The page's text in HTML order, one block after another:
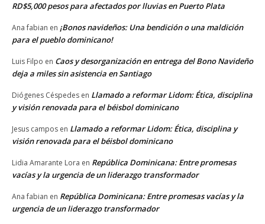
RD$5,000 pesos para afectados por lluvias en Puerto Plata
Ana fabian en ¡Bonos navideños: Una bendición o una maldición
para el pueblo dominicano!
Luis Filpo en Caos y desorganización en entrega del Bono Navideño
deja a miles sin asistencia en Santiago
Diógenes Céspedes en Llamado a reformar Lidom: Ética, disciplina
y visión renovada para el béisbol dominicano
Jesus campos en Llamado a reformar Lidom: Ética, disciplina y
visión renovada para el béisbol dominicano
Lidia Amarante Lora en República Dominicana: Entre promesas
vacías y la urgencia de un liderazgo transformador
Ana fabian en República Dominicana: Entre promesas vacías y la
urgencia de un liderazgo transformador